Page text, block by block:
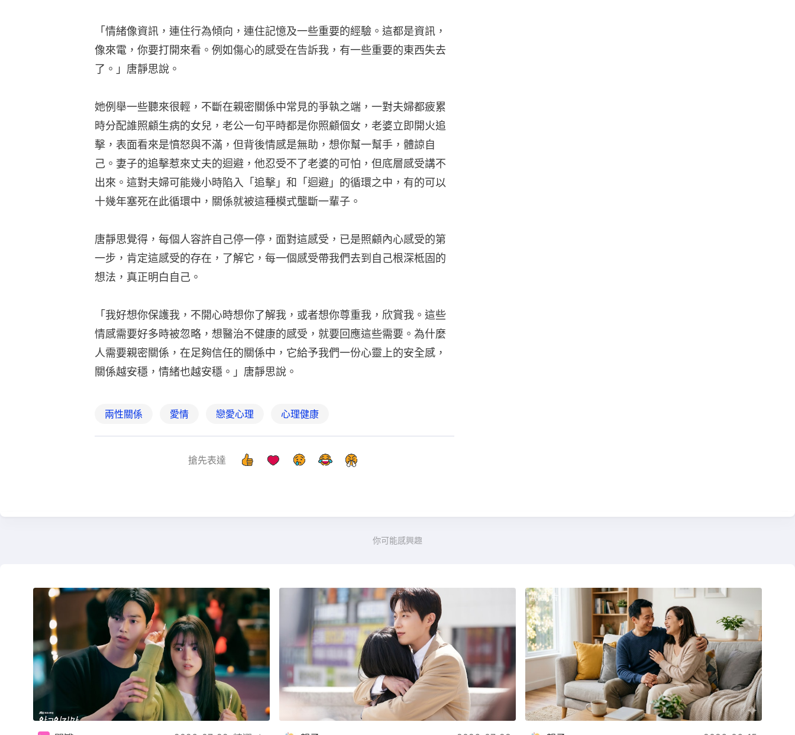
「情緒像資訊，連住行為傾向，連住記憶及一些重要的經驗。這都是資訊，
像來電，你要打開來看。例如傷心的感受在告訴我，有一些重要的東西失去
了。」唐靜思說。
她例舉一些聽來很輕，不斷在親密關係中常見的爭執之端，一對夫婦都疲累
時分配誰照顧生病的女兒，老公一句平時都是你照顧個女，老婆立即開火追
擊，表面看來是憤怒與不滿，但背後情感是無助，想你幫一幫手，體諒自
己。妻子的追擊惹來丈夫的迴避，他忍受不了老婆的可怕，但底層感受講不
出來。這對夫婦可能幾小時陷入「追擊」和「迴避」的循環之中，有的可以
十幾年塞死在此循環中，關係就被這種模式壟斷一輩子。
唐靜思覺得，每個人容許自己停一停，面對這感受，已是照顧內心感受的第
一步，肯定這感受的存在，了解它，每一個感受帶我們去到自己根深柢固的
想法，真正明白自己。
「我好想你保護我，不開心時想你了解我，或者想你尊重我，欣賞我。這些
情感需要好多時被忽略，想醫治不健康的感受，就要回應這些需要。為什麼
人需要親密關係，在足夠信任的關係中，它給予我們一份心靈上的安全感，
關係越安穩，情緒也越安穩。」唐靜思說。
兩性關係 愛情 戀愛心理 心理健康
搶先表達
你可能感興趣